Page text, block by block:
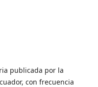
publicada por la
con frecuencia